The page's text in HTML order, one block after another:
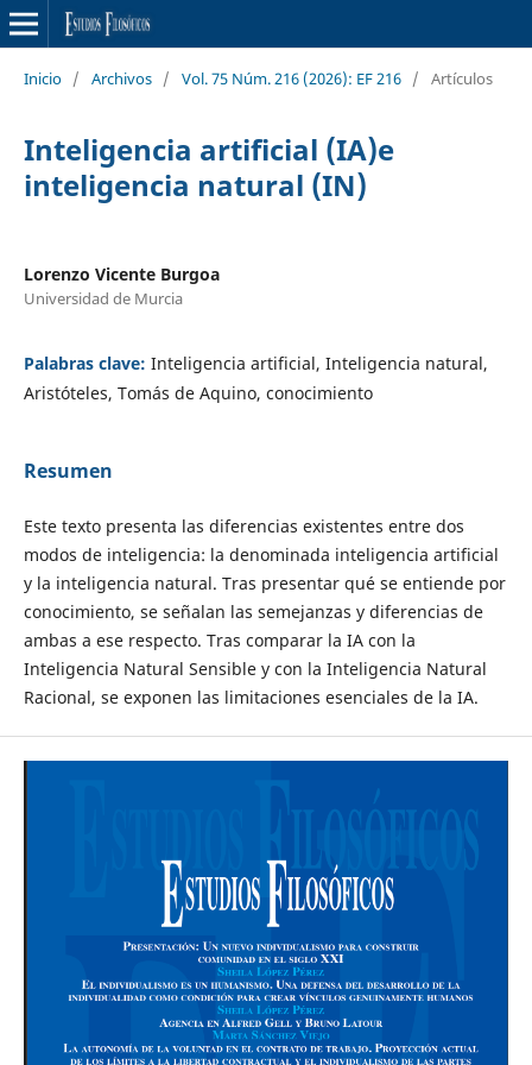
Inicio / Archivos / Vol. 75 Núm. 216 (2026): EF 216 / Artículos
Inteligencia artificial (IA)e
inteligencia natural (IN)
Lorenzo Vicente Burgoa
Universidad de Murcia
Palabras clave: Inteligencia artificial, Inteligencia natural,
Aristóteles, Tomás de Aquino, conocimiento
Resumen
Este texto presenta las diferencias existentes entre dos
modos de inteligencia: la denominada inteligencia artificial
y la inteligencia natural. Tras presentar qué se entiende por
conocimiento, se señalan las semejanzas y diferencias de
ambas a ese respecto. Tras comparar la IA con la
Inteligencia Natural Sensible y con la Inteligencia Natural
Racional, se exponen las limitaciones esenciales de la IA.